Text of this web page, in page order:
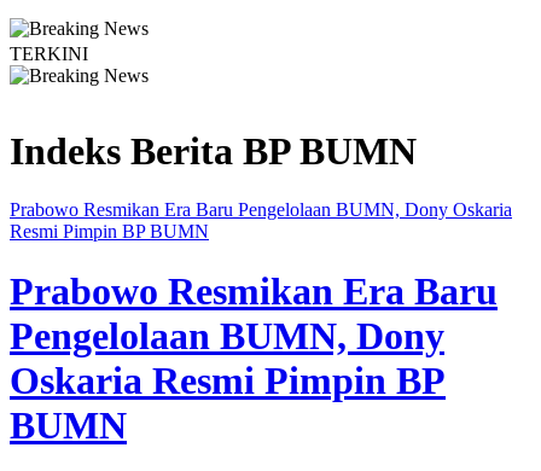
TERKINI
Indeks Berita BP BUMN
Prabowo Resmikan Era Baru Pengelolaan BUMN, Dony Oskaria
Resmi Pimpin BP BUMN
Prabowo Resmikan Era Baru
Pengelolaan BUMN, Dony
Oskaria Resmi Pimpin BP
BUMN